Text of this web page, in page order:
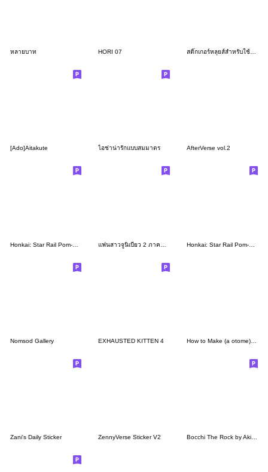
หลายบาท HORI 07 สติ๊กเกอร์หลุยส์สำหรับใช้ในชีวิตประจำวัน
[Ado]Aitakute ไอช่าน่ารักแบบสมมาตร AfterVerse vol.2
Honkai: Star Rail Pom-Pom Gallery Set 15
Nomsod Gallery EXHAUSTED KITTEN 4 How to Make (a otome) in Love
Zani's Daily Sticker ZennyVerse Sticker V2 Bocchi The Rock by Aki Hamazi